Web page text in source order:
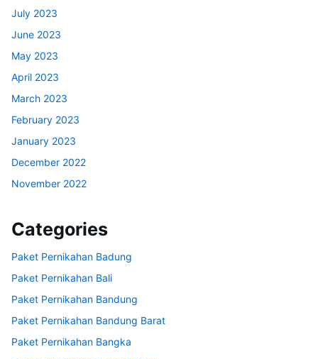
July 2023
June 2023
May 2023
April 2023
March 2023
February 2023
January 2023
December 2022
November 2022
Categories
Paket Pernikahan Badung
Paket Pernikahan Bali
Paket Pernikahan Bandung
Paket Pernikahan Bandung Barat
Paket Pernikahan Bangka